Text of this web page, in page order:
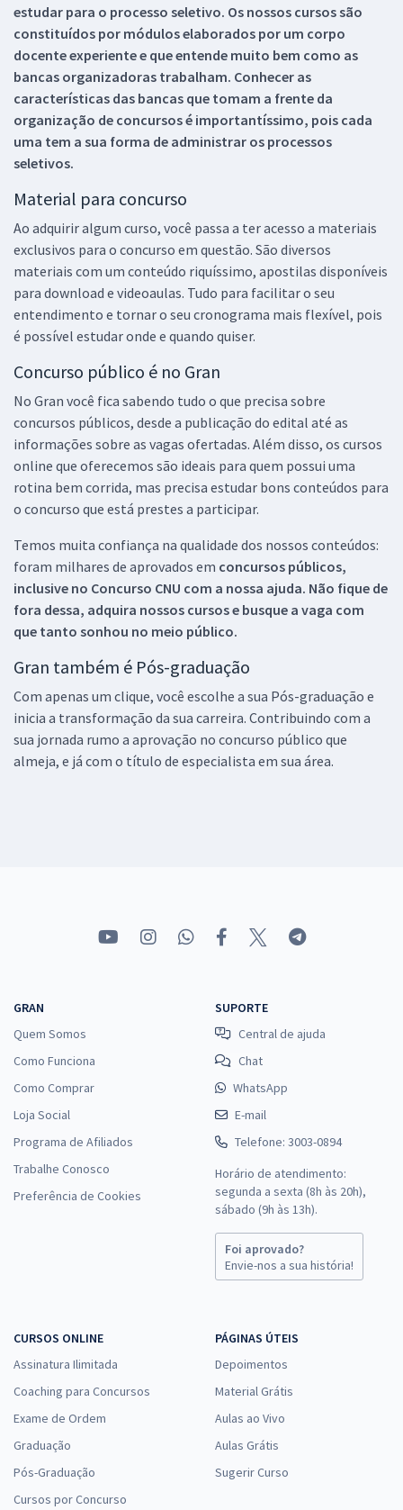
estudar para o processo seletivo. Os nossos cursos são
constituídos por módulos elaborados por um corpo
docente experiente e que entende muito bem como as
bancas organizadoras trabalham. Conhecer as
características das bancas que tomam a frente da
organização de concursos é importantíssimo, pois cada
uma tem a sua forma de administrar os processos
seletivos.
Material para concurso
Ao adquirir algum curso, você passa a ter acesso a materiais
exclusivos para o concurso em questão. São diversos
materiais com um conteúdo riquíssimo, apostilas disponíveis
para download e videoaulas. Tudo para facilitar o seu
entendimento e tornar o seu cronograma mais flexível, pois
é possível estudar onde e quando quiser.
Concurso público é no Gran
No Gran você fica sabendo tudo o que precisa sobre
concursos públicos, desde a publicação do edital até as
informações sobre as vagas ofertadas. Além disso, os cursos
online que oferecemos são ideais para quem possui uma
rotina bem corrida, mas precisa estudar bons conteúdos para
o concurso que está prestes a participar.
Temos muita confiança na qualidade dos nossos conteúdos:
foram milhares de aprovados em concursos públicos,
inclusive no Concurso CNU com a nossa ajuda. Não fique de
fora dessa, adquira nossos cursos e busque a vaga com
que tanto sonhou no meio público.
Gran também é Pós-graduação
Com apenas um clique, você escolhe a sua Pós-graduação e
inicia a transformação da sua carreira. Contribuindo com a
sua jornada rumo a aprovação no concurso público que
almeja, e já com o título de especialista em sua área.
GRAN
Quem Somos
Como Funciona
Como Comprar
Loja Social
Programa de Afiliados
Trabalhe Conosco
Preferência de Cookies
SUPORTE
Central de ajuda
Chat
WhatsApp
E-mail
Telefone: 3003-0894
Horário de atendimento:
segunda a sexta (8h às 20h),
sábado (9h às 13h).
Foi aprovado?
Envie-nos a sua história!
CURSOS ONLINE
Assinatura Ilimitada
Coaching para Concursos
Exame de Ordem
Graduação
Pós-Graduação
Cursos por Concurso
PÁGINAS ÚTEIS
Depoimentos
Material Grátis
Aulas ao Vivo
Aulas Grátis
Sugerir Curso